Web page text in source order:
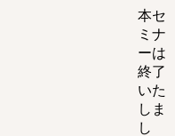
本セ
ミナ
ーは
終了
いた
しま
し